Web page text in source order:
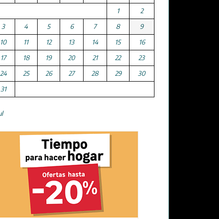
1
2
3
4 5 6 7 8
9
10
11 12 13 14 15
16
17
18 19 20 21 22
23
24
25 26 27 28 29
30
31